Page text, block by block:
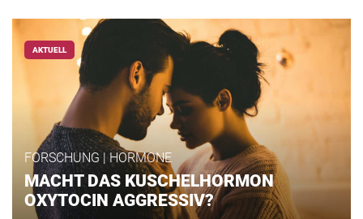
AKTUELL
FORSCHUNG | HORMONE
MACHT DAS KUSCHELHORMON
OXYTOCIN AGGRESSIV?